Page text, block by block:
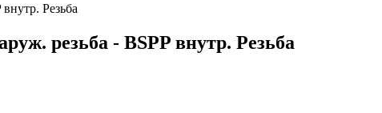
Резьба
резьба - BSPP внутр. Резьба